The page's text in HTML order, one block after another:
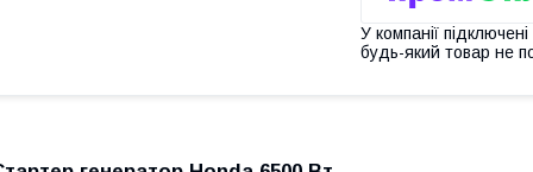
У компанії
будь-який товар не